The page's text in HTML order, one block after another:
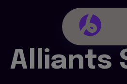
Alliants